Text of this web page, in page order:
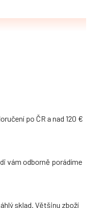
po ČR a nad 120 €
vám odborně porádíme
sklad. Většinu zboží